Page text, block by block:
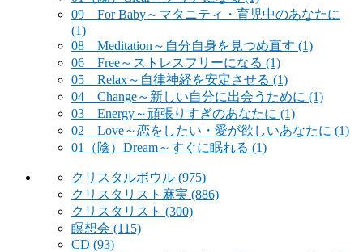
09 For Baby～マタニティ・育児中のあなたに
(1)
08 Meditation～自分自身を見つめ直す (1)
06 Free～ストレスフリーになる (1)
05 Relax～自律神経を安定させる (1)
04 Change～新しい自分に出会うために (1)
03 Energy～頑張りすぎのあなたに (1)
02 Love～恋をしたい・愛が欲しいあなたに (1)
01（陰）Dream～すぐに眠れる (1)
クリスタルボウル (975)
クリスタリスト麻実 (886)
クリスタリスト (300)
瞑想会 (115)
CD (93)